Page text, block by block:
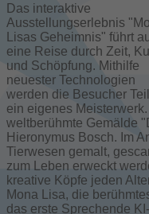
Das interaktive
Ausstellungserlebnis
Lisas Geheimnis" führt
eine Reise durch Zeit,
und Schöpfung. Mithilfe
neuester Technologien
werden die Besucher
ein eigenes
weltberühmte Gemälde
Hieronymus Bosch. Im
Tierwesen gemalt,
zum Leben erweckt
kreative Köpfe jeden
Mona Lisa, die
das erste Sprechende